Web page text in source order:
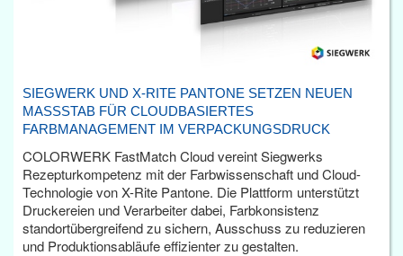
SIEGWERK UND X-RITE PANTONE SETZEN NEUEN
MASSSTAB FÜR CLOUDBASIERTES F
ARBMANAGEMENT IM VERPACKUNGSDRUCK
COLORWERK FastMatch Cloud vereint Siegwerks
Rezepturkompetenz mit der Farbwissenschaft und Cloud-
Technologie von X-Rite Pantone. Die Plattform unterstützt
Druckereien und Verarbeiter dabei, Farbkonsistenz
standortübergreifend zu sichern, Ausschuss zu reduzieren
und Produktionsabläufe effizienter zu gestalten.